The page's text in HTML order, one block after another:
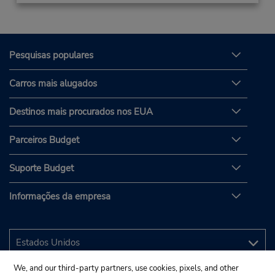
Pesquisas populares
Carros mais alugados
Destinos mais procurados nos EUA
Parceiros Budget
Suporte Budget
Informações da empresa
We, and our third-party partners, use cookies, pixels, and other